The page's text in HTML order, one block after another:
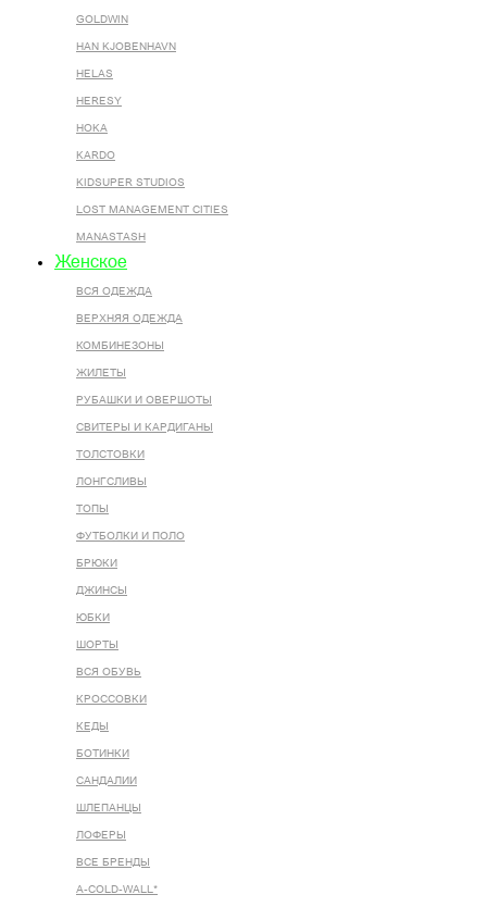
GOLDWIN
HAN KJOBENHAVN
HELAS
HERESY
HOKA
KARDO
KIDSUPER STUDIOS
LOST MANAGEMENT CITIES
MANASTASH
Женское
ВСЯ ОДЕЖДА
ВЕРХНЯЯ ОДЕЖДА
КОМБИНЕЗОНЫ
ЖИЛЕТЫ
РУБАШКИ И ОВЕРШОТЫ
СВИТЕРЫ И КАРДИГАНЫ
ТОЛСТОВКИ
ЛОНГСЛИВЫ
ТОПЫ
ФУТБОЛКИ И ПОЛО
БРЮКИ
ДЖИНСЫ
ЮБКИ
ШОРТЫ
ВСЯ ОБУВЬ
КРОССОВКИ
КЕДЫ
БОТИНКИ
САНДАЛИИ
ШЛЕПАНЦЫ
ЛОФЕРЫ
ВСЕ БРЕНДЫ
A-COLD-WALL*